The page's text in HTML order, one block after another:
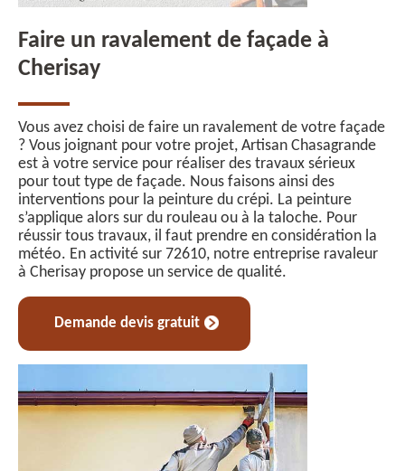
Faire un ravalement de façade à
Cherisay
Vous avez choisi de faire un ravalement de votre façade
? Vous joignant pour votre projet, Artisan Chasagrande
est à votre service pour réaliser des travaux sérieux
pour tout type de façade. Nous faisons ainsi des
interventions pour la peinture du crépi. La peinture
s’applique alors sur du rouleau ou à la taloche. Pour
réussir tous travaux, il faut prendre en considération la
météo. En activité sur 72610, notre entreprise ravaleur
à Cherisay propose un service de qualité.
Demande devis gratuit